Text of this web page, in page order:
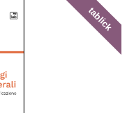
tablick